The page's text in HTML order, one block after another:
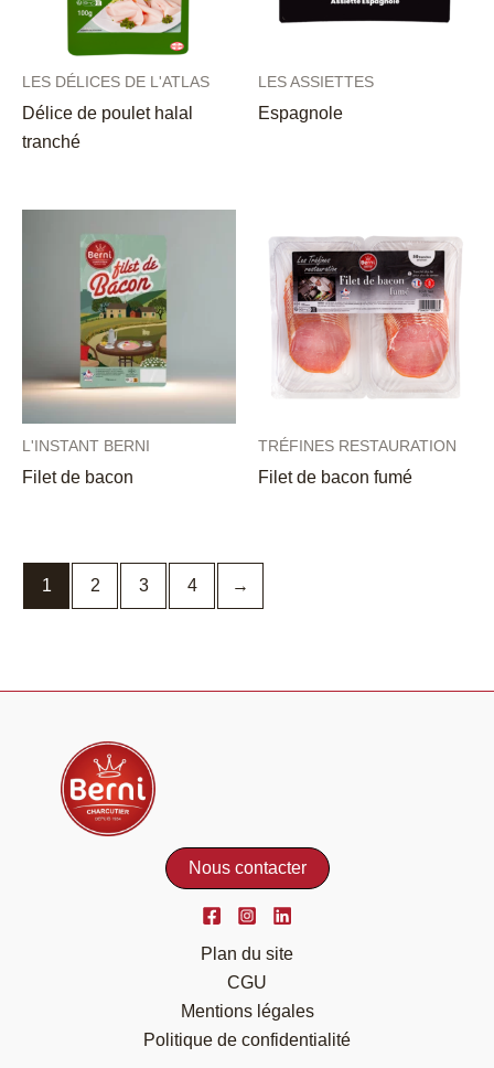
LES DÉLICES DE L'ATLAS
Délice de poulet halal
tranché
LES ASSIETTES
Espagnole
L'INSTANT BERNI
Filet de bacon
TRÉFINES RESTAURATION
Filet de bacon fumé
1 2 3 4 →
Nous contacter
Plan du site
CGU
Mentions légales
Politique de confidentialité